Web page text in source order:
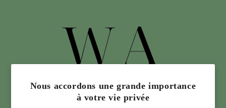
Nous accordons une grande importance
à votre vie privée